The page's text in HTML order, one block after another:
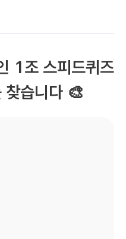
1조 스피드퀴즈
찾습니다 🎨